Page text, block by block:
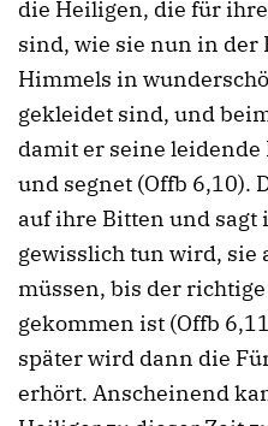
die Heiligen, die für
sind, wie sie nun in der
Himmels in
gekleidet sind, und
damit er seine
und segnet (Offb 6,10).
auf ihre Bitten und sagt
gewisslich tun wird, sie
müssen, bis der
gekommen ist (Offb
später wird dann die
erhört. Anscheinend